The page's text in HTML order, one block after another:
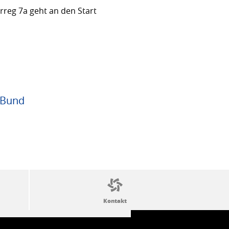
7a geht an den Start